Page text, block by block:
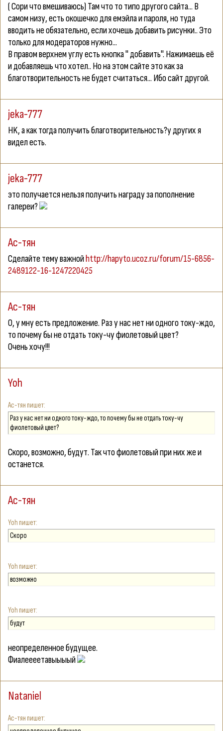
( Сори что вмешиваюсь) Там что то типо другого сайта... В
самом низу, есть окошечко для емэйла и пароля, но туда
вводить не обязательно, если хочешь добавить рисунки.. Это
только для модераторов нужно...
В правом верхнем углу есть кнопка " добавить". Нажимаешь её
и добавляешь что хотел.. Но на этом сайте это как за
благотворительность не будет считаться... Ибо сайт другой.
jeka-777
HK, а как тогда получить благотворительность?у других я
видел есть.
jeka-777
это получается нельзя получить награду за пополнение
галереи?
Ас-тян
Сделайте тему важнойhttp://hapyto.ucoz.ru/forum/15-6856-
2489122-16-1247220425
Ас-тян
О, у мну есть предложение. Раз у нас нет ни одного току-ждо,
то почему бы не отдать току-чу фиолетовый цвет?
Очень хочу!!!
Yoh
Ас-тян
Раз у нас нет ни одного току-ждо, то почему бы не отдать току-чу
фиолетовый цвет?
Скоро, возможно, будут. Так что фиолетовый при них же и
останется.
Ас-тян
Yoh
Скоро
Yoh
возможно
Yoh
будут
неопределенное будущее.
Фиалеееетавыыыый
Nataniel
Ас-тян